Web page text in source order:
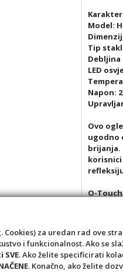
Model:
Tip
Debljina
LED
Napon:
Ovo
ugodno
brijanja.
O-
dodatak
za uredan rad ove
i funkcionalnost. Ako se
SVE. Ako želite specificirati
. Konačno, ako želite